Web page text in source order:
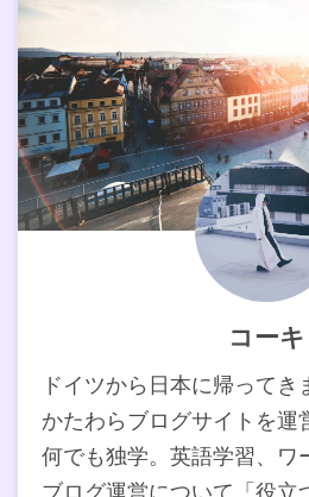
コーキ
ドイツから日本に帰って
かたわらブログサイトを運
何でも独学。英語学習、ワ
ブログ運営について「役立